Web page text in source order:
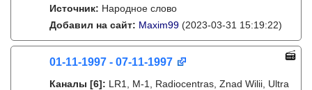
Источник: Народное слово
Добавил на сайт: Maxim99 (2023-03-31 15:19:22)
01-11-1997 - 07-11-1997
Каналы [6]: LR1, M-1, Radiocentras, Znad Wilii, Ultra